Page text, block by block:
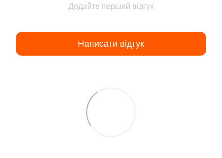
Додайте перший відгук
Написати відгук